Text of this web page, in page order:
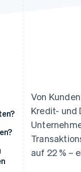
Von
Kredit- und
auf 22 % –